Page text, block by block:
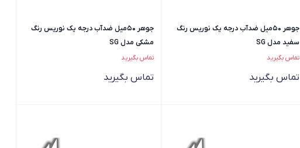
جوهر 50میل ضدآب درجه یک نوریس رنگ
سفید مدل SG
تماس بگیرید
تماس بگیرید
جوهر 50میل ضدآب درجه یک نوریس رنگ
مشکی مدل SG
تماس بگیرید
تماس بگیرید